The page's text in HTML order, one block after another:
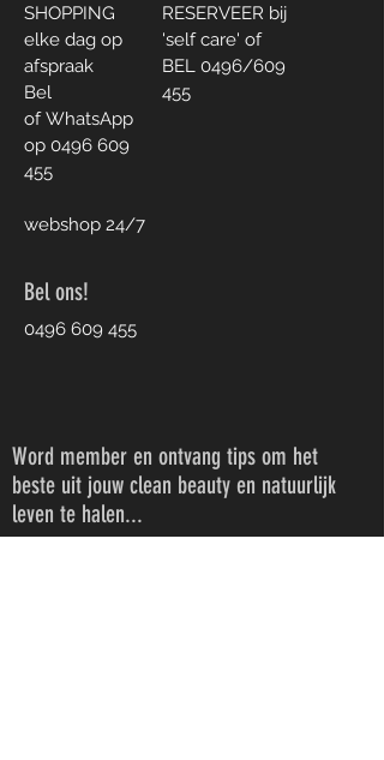
SHOPPING
elke dag op
afspraak
Bel
ofWhatsApp
op 0496 609
455
webshop 24/7
RESERVEER bij
'self care' of
BEL 0496/609
455
Bel ons!
0496 609 455
Word member en ontvang tips om het
beste uit jouw clean beauty en natuurlijk
leven te halen...